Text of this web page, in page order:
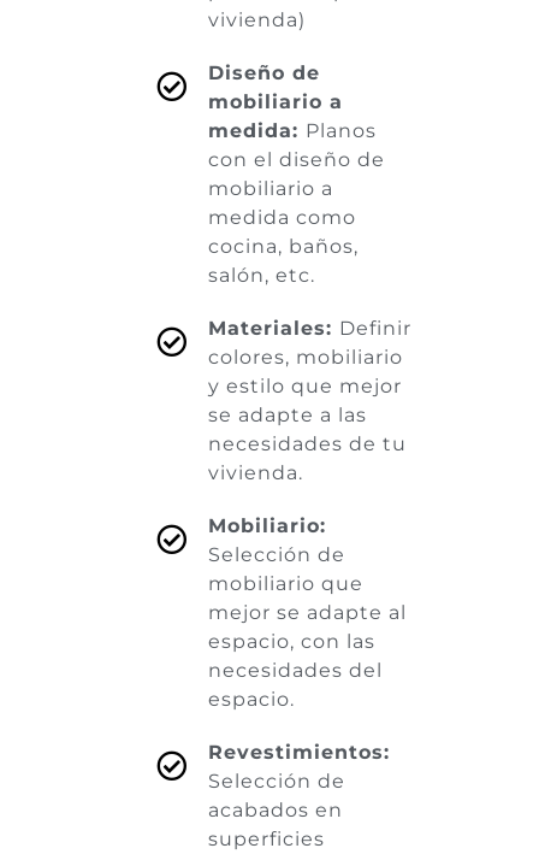
vivienda)
Diseño de
mobiliario a
medida: Planos
con el diseño de
mobiliario a
medida como
cocina, baños,
salón, etc.
Materiales: Definir
colores, mobiliario
y estilo que mejor
se adapte a las
necesidades de tu
vivienda.
Mobiliario:
Selección de
mobiliario que
mejor se adapte al
espacio, con las
necesidades del
espacio.
Revestimientos:
Selección de
acabados en
superficies